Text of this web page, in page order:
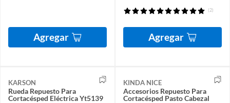
Agregar
(2)
Agregar
KARSON
Rueda Repuesto Para
Cortacésped Eléctrica Yt5139
KINDA NICE
Accesorios Repuesto Para
Cortacésped Pasto Cabezal